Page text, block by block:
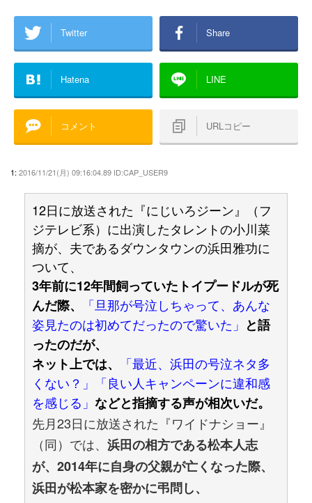
Twitter Share
Hatena LINE
コメント URLコピー
1: 2016/11/21(月) 09:16:04.89 ID:CAP_USER9
12日に放送された『にじいろジーン』（フ
ジテレビ系）に出演したタレントの小川菜
摘が、夫であるダウンタウンの浜田雅功に
ついて、
3年前に12年間飼っていたトイプードルが死
んだ際、
「旦那が号泣しちゃって、あんな
姿見たのは初めてだったので驚いた」 と語
ったのだが、
ネット上では、
「最近、浜田の号泣ネタ多
くない？」「良い人キャンペーンに違和感
を感じる」 などと指摘する声が相次いだ。
先月23日に放送された『ワイドナショー』
（同）では、 浜田の相方である松本人志
が、2014年に自身の父親が亡くなった際、
浜田が松本家を密かに弔問し、